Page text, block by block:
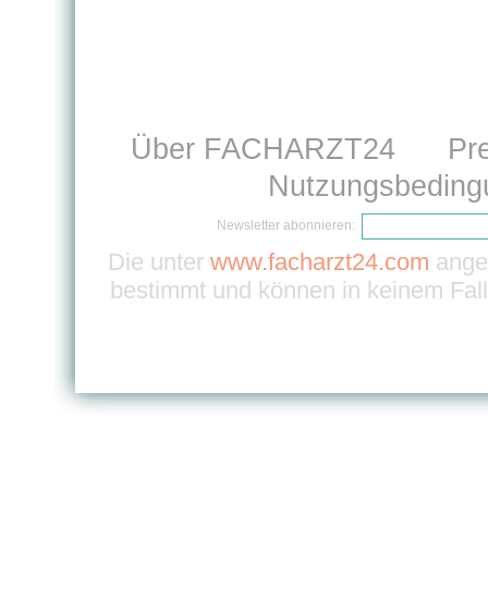
Über FACHARZT24
Newsletter abonnieren:
Die unterwww.facharzt24.com
bestimmt und können in keinem